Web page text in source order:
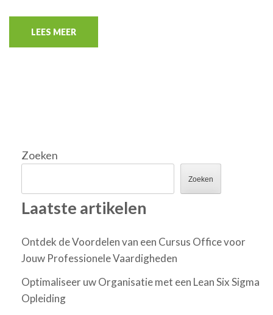
LEES MEER
Zoeken
Zoeken
Laatste artikelen
Ontdek de Voordelen van een Cursus Office voor
Jouw Professionele Vaardigheden
Optimaliseer uw Organisatie met een Lean Six Sigma
Opleiding